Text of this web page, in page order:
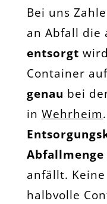
Bei uns
an Abfall die
entsorgt
Container
genau bei
in Wehrheim
Abfallmenge
anfällt.
halbvolle